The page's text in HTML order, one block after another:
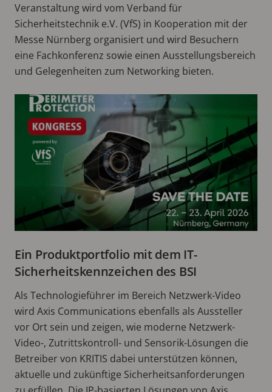
Veranstaltung wird vom Verband für
Sicherheitstechnik e.V. (VfS) in Kooperation mit der
Messe Nürnberg organisiert und wird Besuchern
eine Fachkonferenz sowie einen Ausstellungsbereich
und Gelegenheiten zum Networking bieten.
Ein Produktportfolio mit dem IT-
Sicherheitskennzeichen des BSI
Als Technologieführer im Bereich Netzwerk-Video
wird Axis Communications ebenfalls als Aussteller
vor Ort sein und zeigen, wie moderne Netzwerk-
Video-, Zutrittskontroll- und Sensorik-Lösungen die
Betreiber von KRITIS dabei unterstützen können,
aktuelle und zukünftige Sicherheitsanforderungen